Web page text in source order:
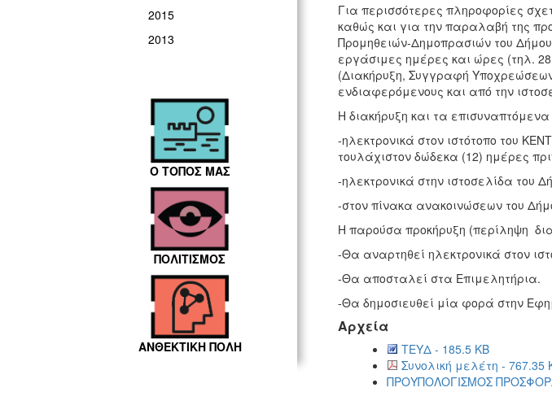
2015
2013
Ο ΤΟΠΟΣ ΜΑΣ
ΠΟΛΙΤΙΣΜΟΣ
ΑΝΘΕΚΤΙΚΗ ΠΟΛΗ
Για περισσότερες πληροφορίες
καθώς και για την παραλαβή της
Προμηθειών-Δημοπρασιών του
εργάσιμες ημέρες και ώρες (τηλ.
(Διακήρυξη, Συγγραφή
ενδιαφερόμενους και από την
Η διακήρυξη και τα
-ηλεκτρονικά στον ιστότοπο του
τουλάχιστον δώδεκα (12) ημέρες
-ηλεκτρονικά στην ιστοσελίδα του
-στον πίνακα ανακοινώσεων του
Η παρούσα προκήρυξη (περίληψη
-Θα αναρτηθεί ηλεκτρονικά στον
-Θα αποσταλεί στα Επιμελητήρια.
-Θα δημοσιευθεί μία φορά στην
Αρχεία
TΕΥΔ - 185.5 KB
Συνολική μελέτη - 767.35
ΠΡΟΥΠΟΛΟΓΙΣΜΟΣ